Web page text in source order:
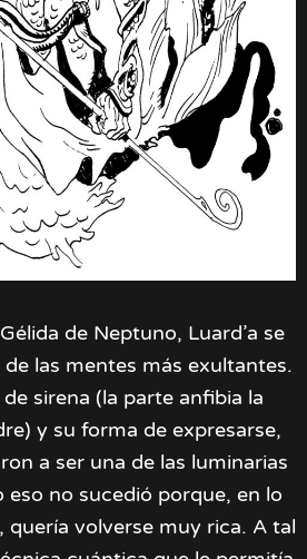
de Neptuno, Luard’a se
las mentes más exultantes.
sirena (la parte anfibia la
y su forma de expresarse,
a ser una de las luminarias
eso no sucedió porque, en lo
quería volverse muy rica. A tal